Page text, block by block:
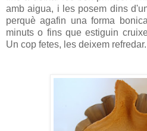
amb aigua, i les posem dins
perquè agafin una forma
minuts o fins que estiguin
Un cop fetes, les deixem refredar.